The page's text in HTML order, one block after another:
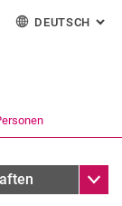
zu: Inhalt
zu: Suche
zu:
Link in einem
DEUTSCH :